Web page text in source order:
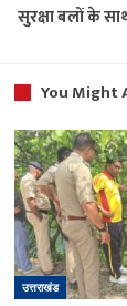
सुरक्षा बलों के
You Might
उत्तराखंड